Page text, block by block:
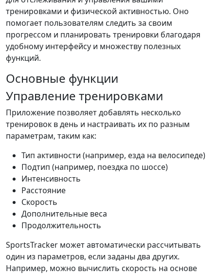
тренировками и физической активностью. Оно
помогает пользователям следить за своим
прогрессом и планировать тренировки благодаря
удобному интерфейсу и множеству полезных
функций.
Основные функции
Управление тренировками
Приложение позволяет добавлять несколько
тренировок в день и настраивать их по разным
параметрам, таким как:
Тип активности (например, езда на велосипеде)
Подтип (например, поездка по шоссе)
Интенсивность
Расстояние
Скорость
Дополнительные веса
Продолжительность
SportsTracker может автоматически рассчитывать
один из параметров, если заданы два других.
Например, можно вычислить скорость на основе